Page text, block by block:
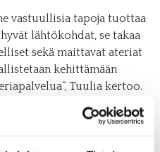
vastuullisia tapoja tuottaa
lähtökohdat, se takaa
sekä maittavat ateriat
kehittämään
Tuulia kertoo.